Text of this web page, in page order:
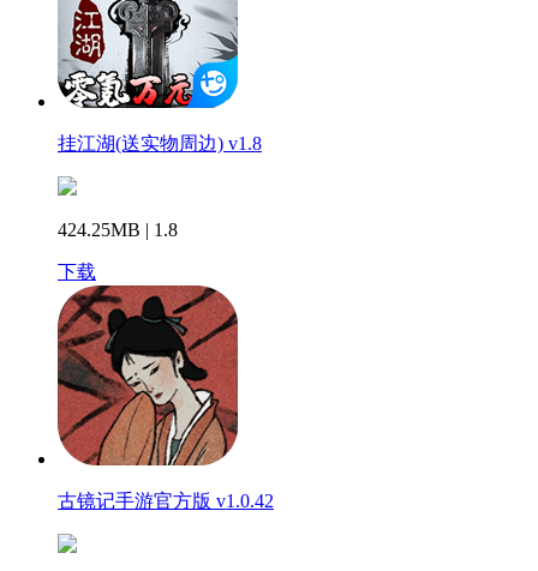
挂江湖(送实物周边) v1.8
424.25MB | 1.8
下载
古镜记手游官方版 v1.0.42